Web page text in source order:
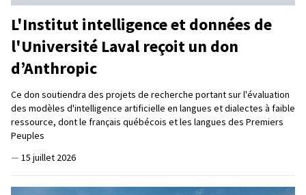
L'Institut intelligence et données de
l'Université Laval reçoit un don
d’Anthropic
Ce don soutiendra des projets de recherche portant sur l'évaluation
des modèles d'intelligence artificielle en langues et dialectes à faible
ressource, dont le français québécois et les langues des Premiers
Peuples
— 15 juillet 2026